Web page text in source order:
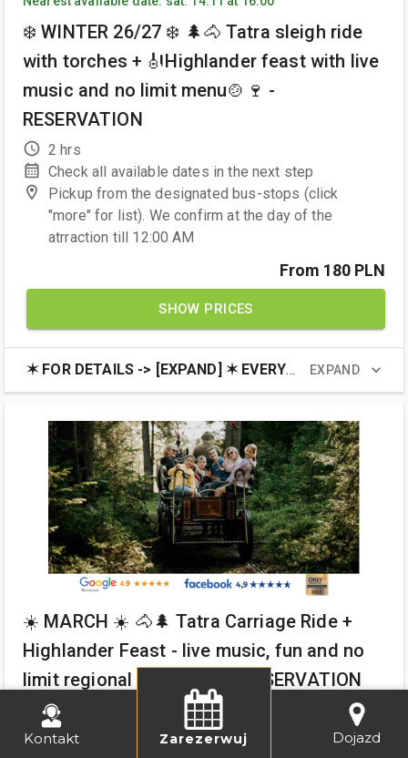
Kontakt Zarezerwuj Dojazd